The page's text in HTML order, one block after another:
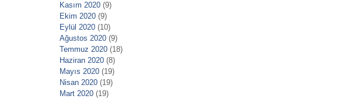
Kasım 2020 (9)
Ekim 2020 (9)
Eylül 2020 (10)
Ağustos 2020 (9)
Temmuz 2020 (18)
Haziran 2020 (8)
Mayıs 2020 (19)
Nisan 2020 (19)
Mart 2020 (19)